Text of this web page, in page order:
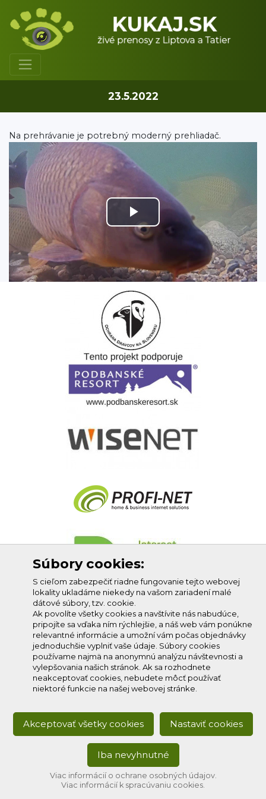
23.5.2022
Na prehrávanie je potrebný moderný prehliadač.
Play
Video
Profi-net s.r.o.
Súbory cookies:
S cieľom zabezpečiť riadne fungovanie tejto webovej
lokality ukladáme niekedy na vašom zariadení malé
dátové súbory, tzv. cookie.
Ak povolíte všetky cookies a navštívite nás nabudúce,
pripojíte sa vďaka ním rýchlejšie, a náš web vám ponúkne
relevantné informácie a umožní vám počas objednávky
jednoduchšie vyplniť vaše údaje. Súbory cookies
používame najmä na anonymnú analýzu návštevnosti a
vylepšovania našich stránok. Ak sa rozhodnete
neakceptovať cookies, nebudete môcť používať
niektoré funkcie na našej webovej stránke.
Akceptovať všetky cookies Nastaviť cookies
Iba nevyhnutné
Viac informácií o ochrane osobných údajov.
Viac informácií k spracúvaniu cookies.